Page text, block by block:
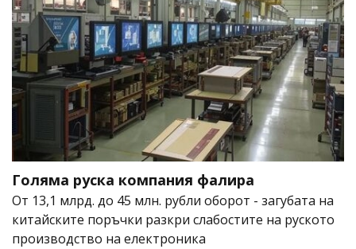
Голяма руска компания фалира
От 13,1 млрд. до 45 млн. рубли оборот - загубата на
китайските поръчки разкри слабостите на руското
производство на електроника